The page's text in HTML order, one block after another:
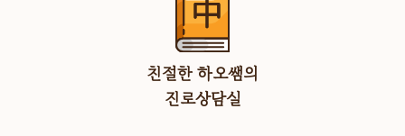
친절한 하오쌤의
진로상담실